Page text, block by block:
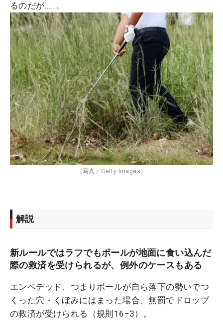
るのだが……。
（写真／Getty Images）
解説
新ルールではラフでもボールが地面に食い込んだ
際の救済を受けられるが、例外のケースもある
エンベデッド、つまりボールが自ら落下の勢いでつ
くった穴・くぼみにはまった場合、無罰でドロップ
の救済が受けられる（規則16−3）。